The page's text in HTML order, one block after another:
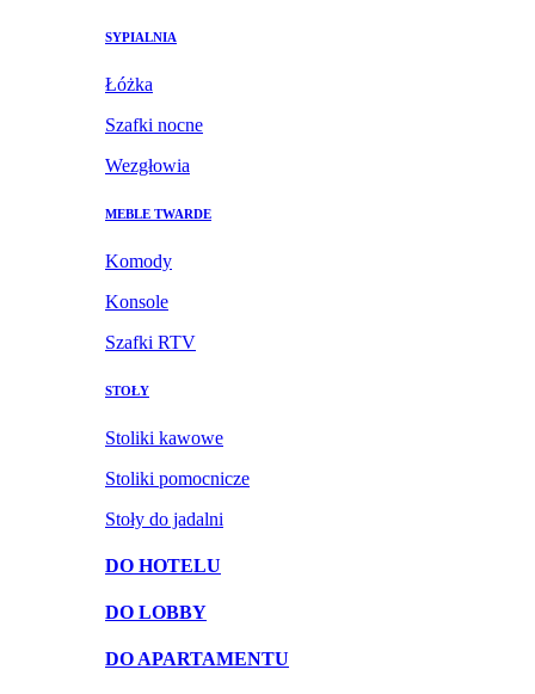
SYPIALNIA
Łóżka
Szafki nocne
Wezgłowia
MEBLE TWARDE
Komody
Konsole
Szafki RTV
STOŁY
Stoliki kawowe
Stoliki pomocnicze
Stoły do jadalni
DO HOTELU
DO LOBBY
DO APARTAMENTU